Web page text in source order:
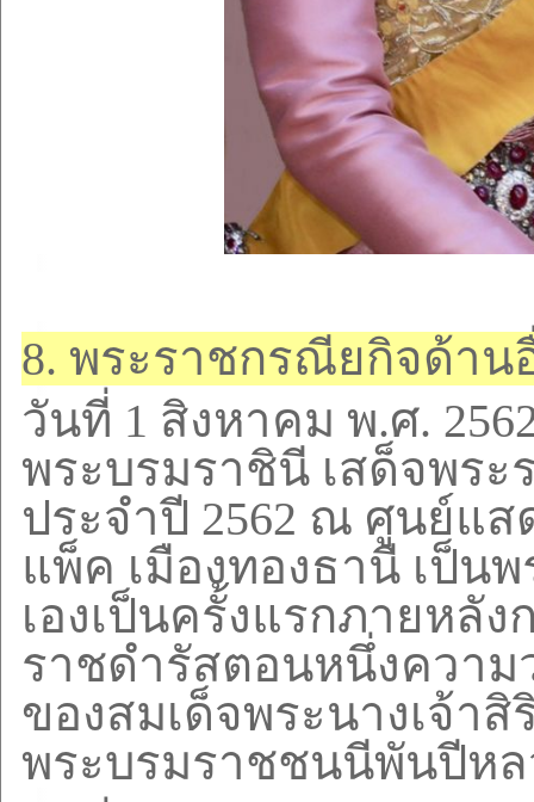
8. พระราชกรณียกิจด้าน
วันที่ 1 สิงหาคม พ.ศ.
พระบรมราชินี เสด็จพระ
ประจำปี 2562 ณ ศูนย์แส
แพ็ค เมืองทองธานี เป็น
เองเป็นครั้งแรกภายหลั
ราชดำรัสตอนหนึ่งควา
ของสมเด็จพระนางเจ้า
พระบรมราชชนนีพันปีหล